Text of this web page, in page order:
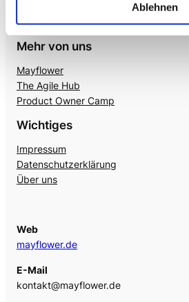
Ablehnen
Mehr von uns
Mayflower
The Agile Hub
Product Owner Camp
Wichtiges
Impressum
Datenschutzerklärung
Über uns
Web
mayflower.de
E-Mail
kontakt@mayflower.de